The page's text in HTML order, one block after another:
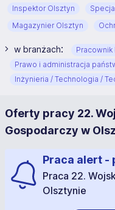
Inspektor Olsztyn
Magazynier Olsztyn
w branżach:
Pracownik
Prawo i administracja
Inżynieria / Technologia /
Oferty pracy 22.
Gospodarczy w
Praca alert -
Praca 22.
Olsztynie